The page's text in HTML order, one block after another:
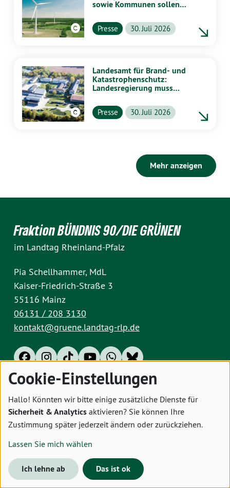
sowie Kommunen sollen
profitieren
Presse 30. Juli 2026
Landesamt für Brand- und
Katastrophenschutz:
Landesregierung muss
Presse 30. Juli 2026
Mehr anzeigen
Fraktion BÜNDNIS 90/DIE GRÜNEN
im Landtag Rheinland-Pfalz
Pia Schellhammer, MdL
Kaiser-Friedrich-Straße 3
55116 Mainz
06131 / 208 3130
kontakt@gruene.landtag-rlp.de
Impressum Datenschutz Cookies
Cookie-Einstellungen
Hallo! Könnten wir bitte einige zusätzliche Dienste für
Sicherheit & Analytics aktivieren? Sie können Ihre
Zustimmung später jederzeit ändern oder zurückziehen.
Lassen Sie mich wählen
Ich lehne ab Das ist ok